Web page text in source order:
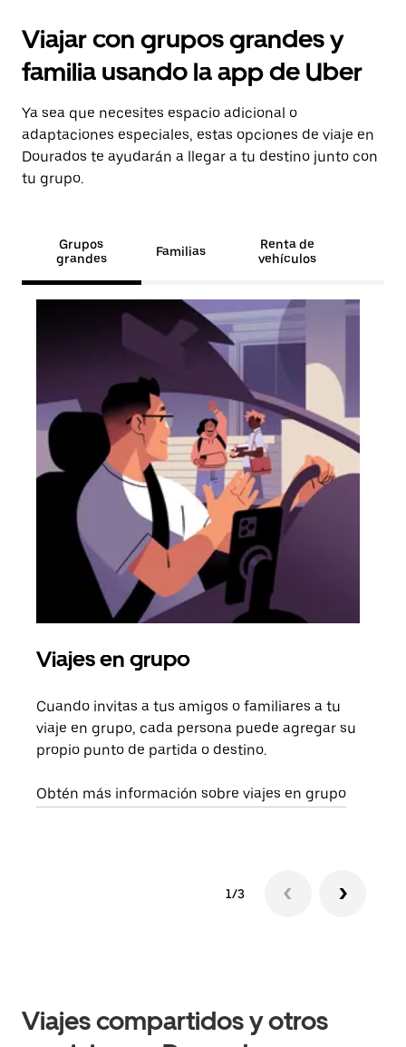
Viajar con grupos grandes y
familia usando la app de Uber
Ya sea que necesites espacio adicional o
adaptaciones especiales, estas opciones de viaje en
Dourados te ayudarán a llegar a tu destino junto con
tu grupo.
Grupos
grandes
Familias
Renta de
vehículos
Viajes en grupo
Cuando invitas a tus amigos o familiares a tu
viaje en grupo, cada persona puede agregar su
propio punto de partida o destino.
Obtén más información sobre viajes en grupo
1/3
Viajes compartidos y otros